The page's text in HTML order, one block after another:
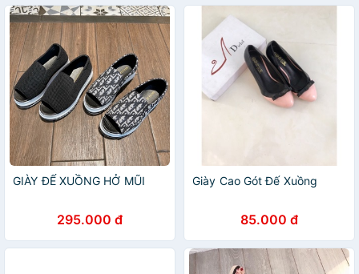
GIÀY ĐẾ XUỒNG HỞ MŨI
295.000 đ
Giày Cao Gót Đế Xuồng
85.000 đ